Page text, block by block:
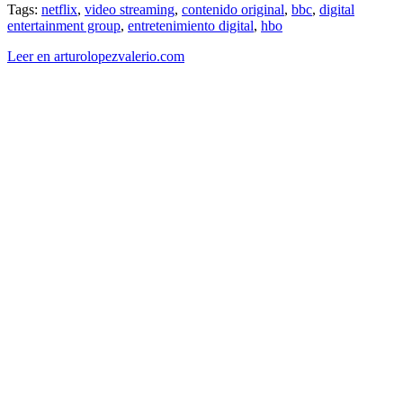
Tags: netflix, video streaming, contenido original, bbc, digital
entertainment group, entretenimiento digital, hbo
Leer en arturolopezvalerio.com